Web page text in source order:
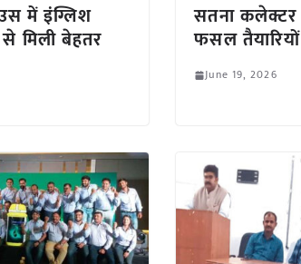
में इंग्लिश
से मिली बेहतर
सतना
फसल तैयारियों
June 19, 2026